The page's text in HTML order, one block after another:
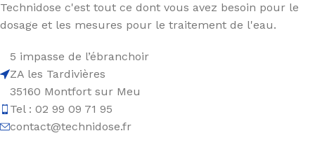
Technidose c'est tout ce dont vous avez besoin pour le
dosage et les mesures pour le traitement de l'eau.
5 impasse de l’ébranchoir
ZA les Tardivières
35160 Montfort sur Meu
Tel : 02 99 09 71 95
contact@technidose.fr